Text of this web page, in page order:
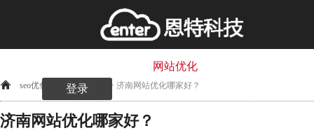
网站优化
登录
seo优化 网站优化 > 济南网站优化哪家好？
济南网站优化哪家好？